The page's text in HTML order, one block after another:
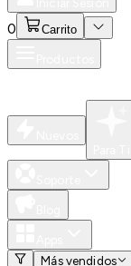
0 Carrito
Más vendidos